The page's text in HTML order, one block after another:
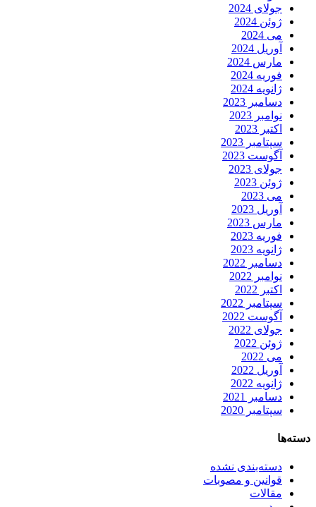
جولای 2024
ژوئن 2024
می 2024
آوریل 2024
مارس 2024
فوریه 2024
ژانویه 2024
دسامبر 2023
نوامبر 2023
اکتبر 2023
سپتامبر 2023
آگوست 2023
جولای 2023
ژوئن 2023
می 2023
آوریل 2023
مارس 2023
فوریه 2023
ژانویه 2023
دسامبر 2022
نوامبر 2022
اکتبر 2022
سپتامبر 2022
آگوست 2022
جولای 2022
ژوئن 2022
می 2022
آوریل 2022
ژانویه 2022
دسامبر 2021
سپتامبر 2020
دسته‌ها
دسته‌بندی نشده
قوانین و مصوبات
مقالات